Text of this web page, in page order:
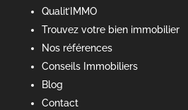
Qualit’IMMO
Trouvez votre bien immobilier
Nos références
Conseils Immobiliers
Blog
Contact